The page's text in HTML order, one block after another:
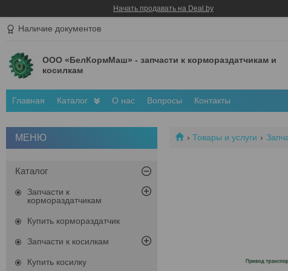
Начать продавать на Deal.by
Наличие документов
ООО «БелКормМаш» - запчасти к кормораздатчикам и
косилкам
Главная Каталог О нас Вопросы Контакты
Товары и услуги
Каталог
Запчасти к
кормораздатчикам
Купить кормораздатчик
Запчасти к косилкам
Купить косилку